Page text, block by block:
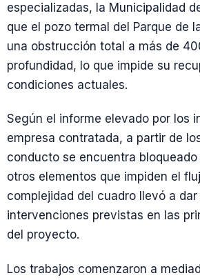
especializadas, la Municipalidad
que el pozo termal del Parque de
una obstrucción total a más de
profundidad, lo que impide su
condiciones actuales.
Según el informe elevado por los
empresa contratada, a partir de
conducto se encuentra
otros elementos que impiden el
complejidad del cuadro llevó a
intervenciones previstas en las
del proyecto.
Los trabajos comenzaron a